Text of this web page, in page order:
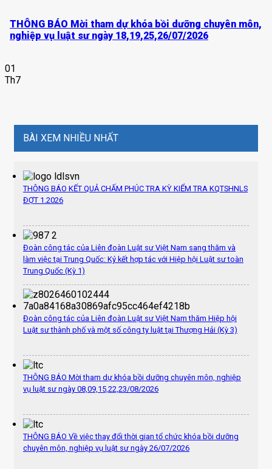
THÔNG BÁO Mời tham dự khóa bồi dưỡng chuyên môn,
nghiệp vụ luật sư ngày 18,19,25,26/07/2026
01
Th7
BÀI XEM NHIỀU NHẤT
THÔNG BÁO KẾT QUẢ CHẤM PHÚC TRA KỲ KIỂM TRA KQTSHNLS
ĐỢT 1.2026
Đoàn công tác của Liên đoàn Luật sư Việt Nam sang thăm và
làm việc tại Trung Quốc: Ký kết hợp tác với Hiệp hội Luật sư toàn
Trung Quốc (Kỳ 1)
Đoàn công tác của Liên đoàn Luật sư Việt Nam thăm Hiệp hội
Luật sư thành phố và một số công ty luật tại Thượng Hải (Kỳ 3)
THÔNG BÁO Mời tham dự khóa bồi dưỡng chuyên môn, nghiệp
vụ luật sư ngày 08,09,15,22,23/08/2026
THÔNG BÁO Về việc thay đổi thời gian tổ chức khóa bồi dưỡng
chuyên môn, nghiệp vụ luật sư ngày 26/07/2026